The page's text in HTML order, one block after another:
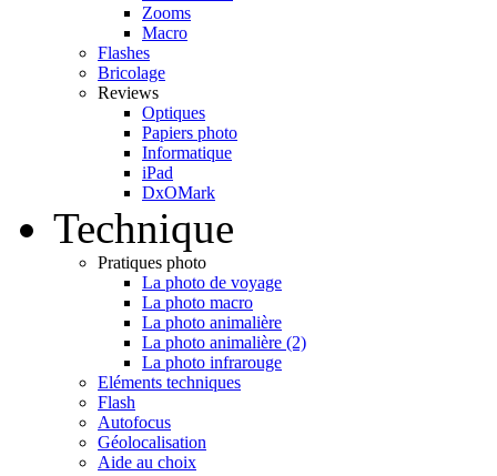
Zooms
Macro
Flashes
Bricolage
Reviews
Optiques
Papiers photo
Informatique
iPad
DxOMark
Technique
Pratiques photo
La photo de voyage
La photo macro
La photo animalière
La photo animalière (2)
La photo infrarouge
Eléments techniques
Flash
Autofocus
Géolocalisation
Aide au choix